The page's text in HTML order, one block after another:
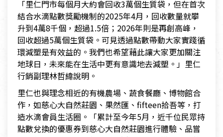
「里仁門市每個月大約會回收3萬個生質袋，但在首次
結合水滴點數獎勵機制的2025年4月，回收數量就攀
升到4萬8千個，超過1.5倍；2026年則是再創高峰，
回收超過5萬個生質袋。可見透過點數帶動大家實踐循
環減塑是有效益的。我們也希望藉此讓大家更加關注
地球日，未來能在生活中更有意識地去減塑。」里仁
行銷副理林哲緯說明。
里仁也與理念相近的有機農場、蔬食餐廳、博物館合
作，如慈心大自然莊園、果然匯、fifteen拾吾等，打
造水滴會員生活圈。「累計至今年5月，近千位民眾持
點數兌換的優惠券到慈心大自然莊園進行體驗、品嘗